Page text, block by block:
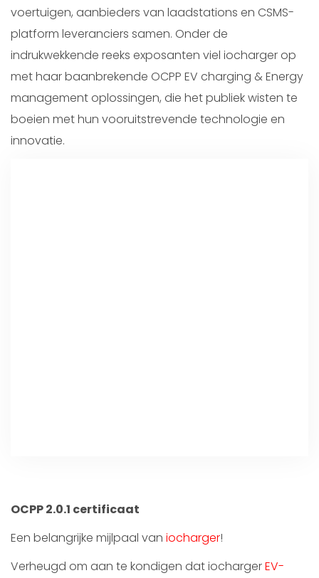
voertuigen, aanbieders van laadstations en CSMS-
platform leveranciers samen. Onder de
indrukwekkende reeks exposanten viel iocharger op
met haar baanbrekende OCPP EV charging & Energy
management oplossingen, die het publiek wisten te
boeien met hun vooruitstrevende technologie en
innovatie.
OCPP 2.0.1 certificaat
Een belangrijke mijlpaal van iocharger!
Verheugd om aan te kondigen dat iochargerEV-